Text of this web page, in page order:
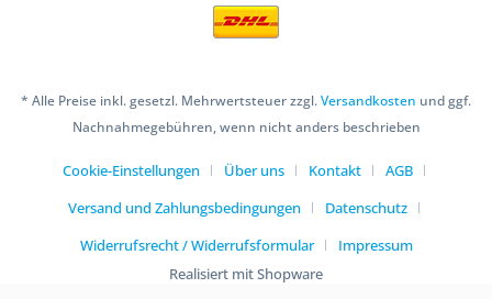
* Alle Preise inkl. gesetzl. Mehrwertsteuer zzgl.Versandkosten und ggf.
Nachnahmegebühren, wenn nicht anders beschrieben
Cookie-Einstellungen Über uns Kontakt
AGB
Versand und Zahlungsbedingungen
Datenschutz
Widerrufsrecht / Widerrufsformular
Impressum
Realisiert mit Shopware